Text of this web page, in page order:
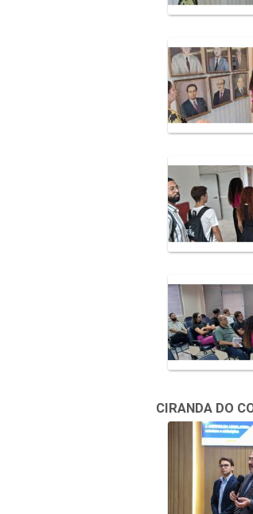
CIRANDA DO
Galeria de Mídias